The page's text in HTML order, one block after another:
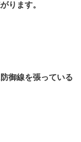
ります。
御線を張っている